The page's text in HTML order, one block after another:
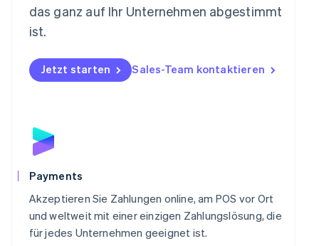
das ganz auf Ihr Unternehmen abgestimmt
ist.
Jetzt starten Sales-Team kontaktieren
Payments
Akzeptieren Sie Zahlungen online, am POS vor Ort
und weltweit mit einer einzigen Zahlungslösung, die
für jedes Unternehmen geeignet ist.
English
Polen
English
Portugal
Schweden
Deutsch
Singapur
English 简体中文
Slowakei
English